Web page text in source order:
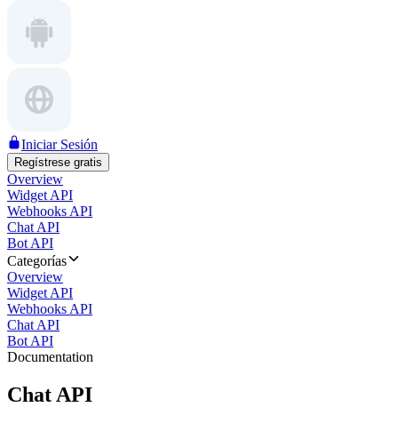
Iniciar Sesión
Regístrese gratis
Overview
Widget API
Webhooks API
Chat API
Bot API
Categorías
Overview
Widget API
Webhooks API
Chat API
Bot API
Documentation
Chat API